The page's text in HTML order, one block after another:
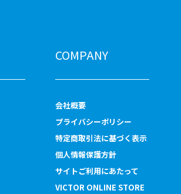
COMPANY
会社概要
プライバシーポリシー
特定商取引法に基づく表示
個人情報保護方針
サイトご利用にあたって
VICTOR ONLINE STORE